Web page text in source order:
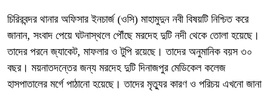
চিরিরবন্দর থানার অফিসার ইনচার্জ (ওসি) মাহামুদুন নবী বিষয়টি নিশ্চিত করে
জানান, সংবাদ পেয়ে ঘটনাস্থলে পৌঁছে মরদেহ দুটি নদী থেকে তোলা হয়েছে।
তাদের পরনে জ্যাকেট, মাফলার ও টুপি রয়েছে। তাদের অনুমানিক বয়স ৩০
বছর। ময়নাতদন্তের জন্য মরদেহ দুটি দিনাজপুর মেডিকেল কলেজ
হাসপাতালের মর্গে পাঠানো হয়েছে। তাদের মৃত্যুর কারণ ও পরিচয় এখনো জানা